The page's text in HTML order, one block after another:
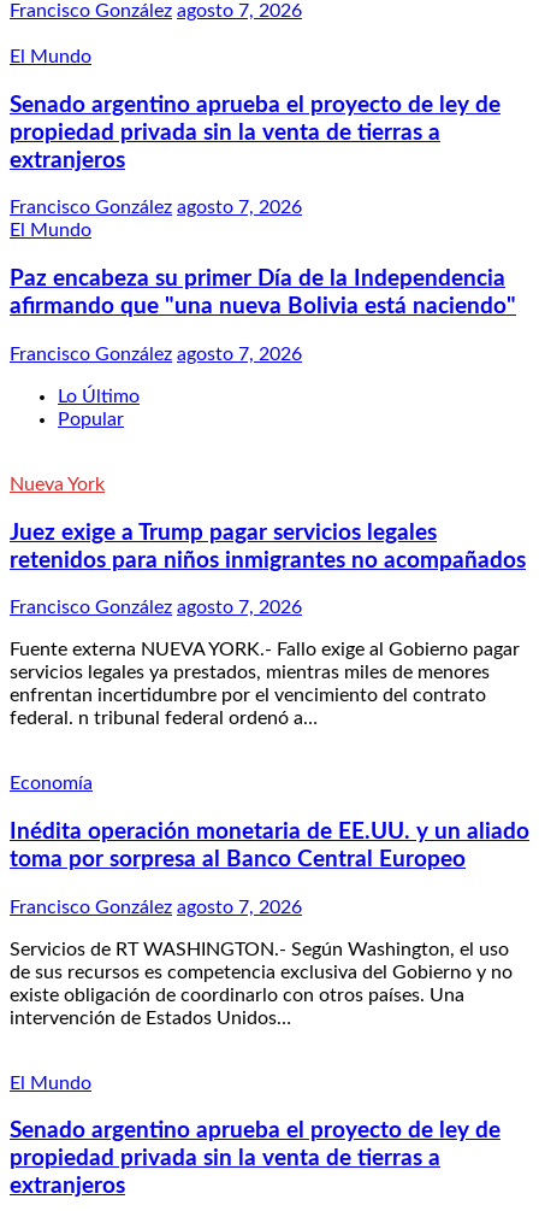
Francisco González agosto 7, 2026
El Mundo
Senado argentino aprueba el proyecto de ley de
propiedad privada sin la venta de tierras a
extranjeros
Francisco González agosto 7, 2026
El Mundo
Paz encabeza su primer Día de la Independencia
afirmando que "una nueva Bolivia está naciendo"
Francisco González agosto 7, 2026
Lo Último
Popular
Nueva York
Juez exige a Trump pagar servicios legales
retenidos para niños inmigrantes no acompañados
Francisco González agosto 7, 2026
Fuente externa NUEVA YORK.- Fallo exige al Gobierno pagar
servicios legales ya prestados, mientras miles de menores
enfrentan incertidumbre por el vencimiento del contrato
federal. n tribunal federal ordenó a…
Economía
Inédita operación monetaria de EE.UU. y un aliado
toma por sorpresa al Banco Central Europeo
Francisco González agosto 7, 2026
Servicios de RT WASHINGTON.- Según Washington, el uso
de sus recursos es competencia exclusiva del Gobierno y no
existe obligación de coordinarlo con otros países. Una
intervención de Estados Unidos…
El Mundo
Senado argentino aprueba el proyecto de ley de
propiedad privada sin la venta de tierras a
extranjeros